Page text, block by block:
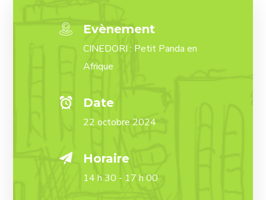
Evènement
CINEDORI : Petit Panda en
Afrique
Date
22 octobre 2024
Horaire
14 h 30 - 17 h 00